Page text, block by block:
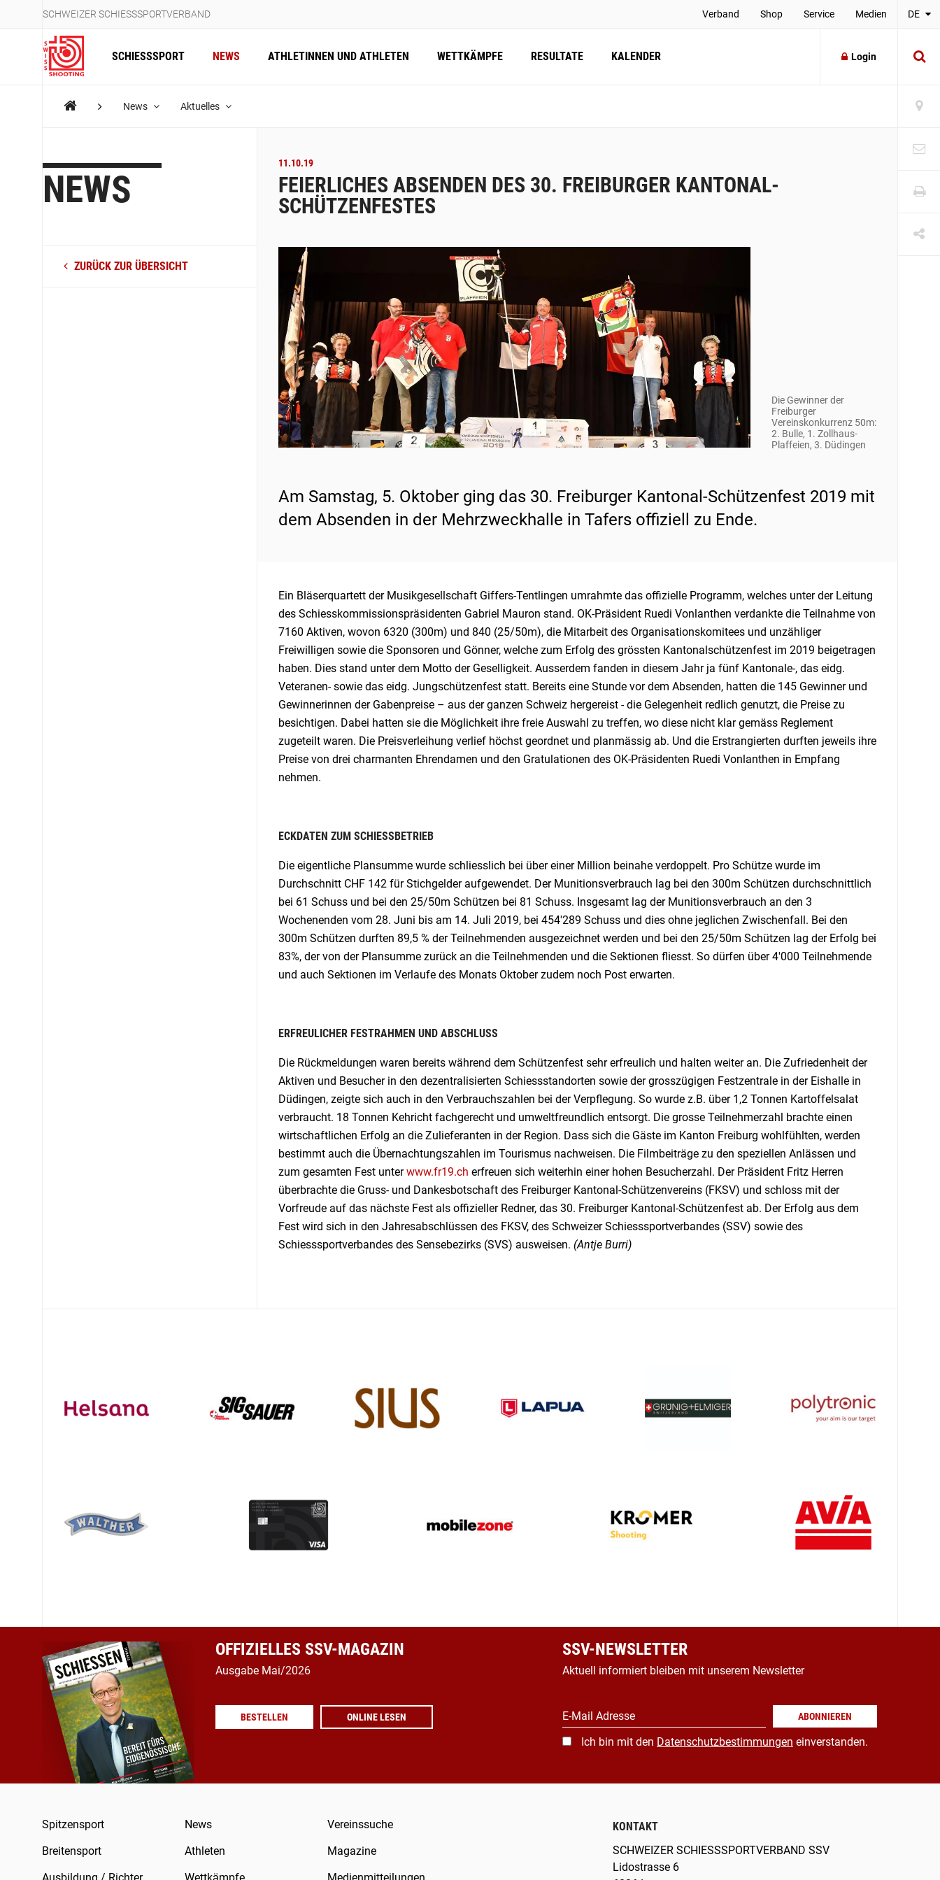
SCHWEIZER SCHIESSSPORTVERBAND Verband Shop Service Medien DE
SCHIESSSPORT NEWS ATHLETINNEN UND ATHLETEN WETTKÄMPFE RESULTATE KALENDER Login
News Aktuelles
NEWS
ZURÜCK ZUR ÜBERSICHT
11.10.19
FEIERLICHES ABSENDEN DES 30. FREIBURGER KANTONAL-
SCHÜTZENFESTES
Die Gewinner der
Freiburger
Vereinskonkurrenz 50m:
2. Bulle, 1. Zollhaus-
Plaffeien, 3. Düdingen
Am Samstag, 5. Oktober ging das 30. Freiburger Kantonal-Schützenfest 2019 mit
dem Absenden in der Mehrzweckhalle in Tafers offiziell zu Ende.
Ein Bläserquartett der Musikgesellschaft Giffers-Tentlingen umrahmte das offizielle Programm, welches unter der Leitung
des Schiesskommissionspräsidenten Gabriel Mauron stand. OK-Präsident Ruedi Vonlanthen verdankte die Teilnahme von
7160 Aktiven, wovon 6320 (300m) und 840 (25/50m), die Mitarbeit des Organisationskomitees und unzähliger
Freiwilligen sowie die Sponsoren und Gönner, welche zum Erfolg des grössten Kantonalschützenfest im 2019 beigetragen
haben. Dies stand unter dem Motto der Geselligkeit. Ausserdem fanden in diesem Jahr ja fünf Kantonale-, das eidg.
Veteranen- sowie das eidg. Jungschützenfest statt. Bereits eine Stunde vor dem Absenden, hatten die 145 Gewinner und
Gewinnerinnen der Gabenpreise – aus der ganzen Schweiz hergereist - die Gelegenheit redlich genutzt, die Preise zu
besichtigen. Dabei hatten sie die Möglichkeit ihre freie Auswahl zu treffen, wo diese nicht klar gemäss Reglement
zugeteilt waren. Die Preisverleihung verlief höchst geordnet und planmässig ab. Und die Erstrangierten durften jeweils ihre
Preise von drei charmanten Ehrendamen und den Gratulationen des OK-Präsidenten Ruedi Vonlanthen in Empfang
nehmen.
ECKDATEN ZUM SCHIESSBETRIEB
Die eigentliche Plansumme wurde schliesslich bei über einer Million beinahe verdoppelt. Pro Schütze wurde im
Durchschnitt CHF 142 für Stichgelder aufgewendet. Der Munitionsverbrauch lag bei den 300m Schützen durchschnittlich
bei 61 Schuss und bei den 25/50m Schützen bei 81 Schuss. Insgesamt lag der Munitionsverbrauch an den 3
Wochenenden vom 28. Juni bis am 14. Juli 2019, bei 454'289 Schuss und dies ohne jeglichen Zwischenfall. Bei den
300m Schützen durften 89,5 % der Teilnehmenden ausgezeichnet werden und bei den 25/50m Schützen lag der Erfolg bei
83%, der von der Plansumme zurück an die Teilnehmenden und die Sektionen fliesst. So dürfen über 4'000 Teilnehmende
und auch Sektionen im Verlaufe des Monats Oktober zudem noch Post erwarten.
ERFREULICHER FESTRAHMEN UND ABSCHLUSS
Die Rückmeldungen waren bereits während dem Schützenfest sehr erfreulich und halten weiter an. Die Zufriedenheit der
Aktiven und Besucher in den dezentralisierten Schiessstandorten sowie der grosszügigen Festzentrale in der Eishalle in
Düdingen, zeigte sich auch in den Verbrauchszahlen bei der Verpflegung. So wurde z.B. über 1,2 Tonnen Kartoffelsalat
verbraucht. 18 Tonnen Kehricht fachgerecht und umweltfreundlich entsorgt. Die grosse Teilnehmerzahl brachte einen
wirtschaftlichen Erfolg an die Zulieferanten in der Region. Dass sich die Gäste im Kanton Freiburg wohlfühlten, werden
bestimmt auch die Übernachtungszahlen im Tourismus nachweisen. Die Filmbeiträge zu den speziellen Anlässen und
zum gesamten Fest unterwww.fr19.ch erfreuen sich weiterhin einer hohen Besucherzahl. Der Präsident Fritz Herren
überbrachte die Gruss- und Dankesbotschaft des Freiburger Kantonal-Schützenvereins (FKSV) und schloss mit der
Vorfreude auf das nächste Fest als offizieller Redner, das 30. Freiburger Kantonal-Schützenfest ab. Der Erfolg aus dem
Fest wird sich in den Jahresabschlüssen des FKSV, des Schweizer Schiesssportverbandes (SSV) sowie des
Schiesssportverbandes des Sensebezirks (SVS) ausweisen. (Antje Burri)
OFFIZIELLES SSV-MAGAZIN
Ausgabe Mai/2026
BESTELLEN ONLINE LESEN
SSV-NEWSLETTER
Aktuell informiert bleiben mit unserem Newsletter
E-Mail Adresse ABONNIEREN
Ich bin mit den Datenschutzbestimmungen einverstanden.
Spitzensport
Breitensport
News
Athleten
Vereinssuche
Magazine
KONTAKT
SCHWEIZER SCHIESSSPORTVERBAND SSV
Lidostrasse 6